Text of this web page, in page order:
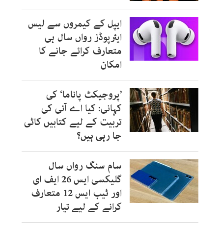
ایپل کے کیمروں سے لیس
ایئرپوڈز رواں سال ہی
متعارف کرائے جانے کا
امکان
’پروجیکٹ پاناما‘ کی
کہانی: کیا اے آئی کی
تربیت کے لیے کتابیں کاٹی
جا رہی ہیں؟
سام سنگ رواں سال
گلیکسی ایس 26 ایف ای
اور ٹیب ایس 12 متعارف
کرانے کے لیے تیار